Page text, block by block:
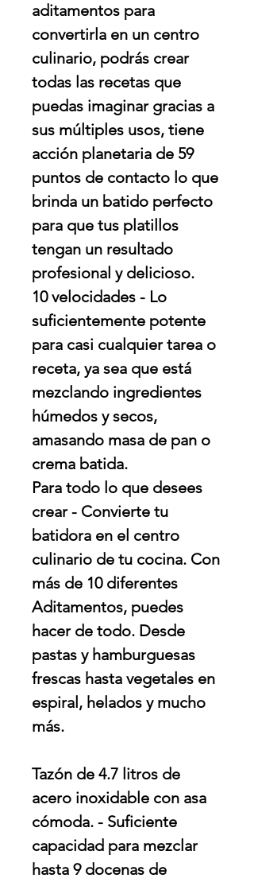
aditamentos para
convertirla en un centro
culinario, podrás crear
todas las recetas que
puedas imaginar gracias a
sus múltiples usos, tiene
acción planetaria de 59
puntos de contacto lo que
brinda un batido perfecto
para que tus platillos
tengan un resultado
profesional y delicioso.
10 velocidades - Lo
suficientemente potente
para casi cualquier tarea o
receta, ya sea que está
mezclando ingredientes
húmedos y secos,
amasando masa de pan o
crema batida.
Para todo lo que desees
crear - Convierte tu
batidora en el centro
culinario de tu cocina. Con
más de 10 diferentes
Aditamentos, puedes
hacer de todo. Desde
pastas y hamburguesas
frescas hasta vegetales en
espiral, helados y mucho
más.
Tazón de 4.7 litros de
acero inoxidable con asa
cómoda. - Suficiente
capacidad para mezclar
hasta 9 docenas de